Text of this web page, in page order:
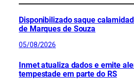
Disponibilizado saque
de Marques de Souza
05/08/2026
Inmet atualiza dados e emite
tempestade em parte do RS